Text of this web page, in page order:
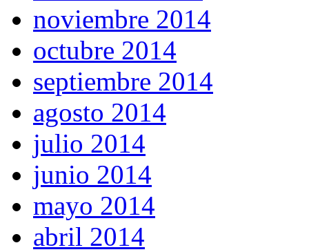
noviembre 2014
octubre 2014
septiembre 2014
agosto 2014
julio 2014
junio 2014
mayo 2014
abril 2014